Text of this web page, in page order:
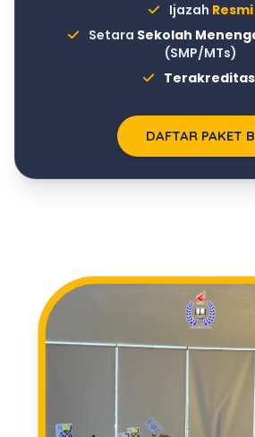
Ijazah Resmi
Setara Sekolah
(SMP/MTs)
DAFTAR PAKET B